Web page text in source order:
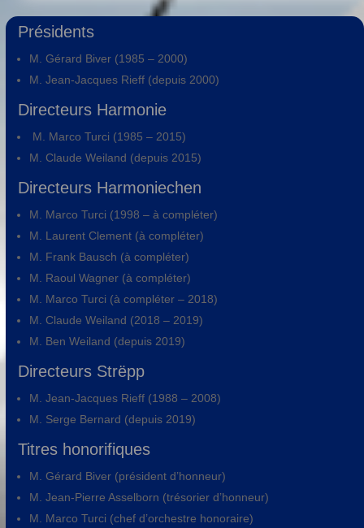
Présidents
M. Gérard Biver (1985 – 2000)
M. Jean-Jacques Rieff (depuis 2000)
Directeurs Harmonie
M. Marco Turci (1985 – 2015)
M. Claude Weiland (depuis 2015)
Directeurs Harmoniechen
M. Marco Turci (1998 – à compléter)
M. Laurent Clement (à compléter)
M. Frank Bausch (à compléter)
M. Raoul Wagner (à compléter)
M. Marco Turci (à compléter – 2018)
M. Claude Weiland (2018 – 2019)
M. Ben Weiland (depuis 2019)
Directeurs Strëpp
M. Jean-Jacques Rieff (1988 – 2008)
M. Serge Bernard (depuis 2019)
Titres honorifiques
M. Gérard Biver (président d’honneur)
M. Jean-Pierre Asselborn (trésorier d’honneur)
M. Marco Turci (chef d’orchestre honoraire)